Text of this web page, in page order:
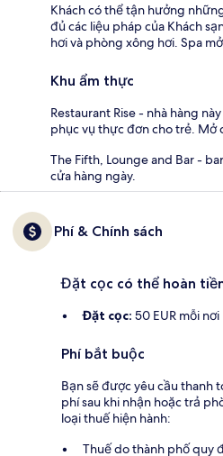
Khách có thể tận hưởng
đủ các liệu pháp của Khách
hơi và phòng xông hơi. Spa
Khu ẩm thực
Restaurant Rise - nhà hàng
phục vụ thực đơn cho trẻ. Mở
The Fifth, Lounge and Bar -
cửa hàng ngày.
Phí & Chính sách
Đặt cọc có thể hoàn
Đặt cọc: 50 EUR mỗi
Phí bắt buộc
Bạn sẽ được yêu cầu thanh
phí sau khi nhận hoặc trả
loại thuế hiện hành:
Thuế do thành phố quy